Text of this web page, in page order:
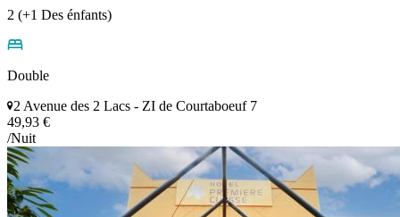
2 (+1 Des énfants)
Double
2 Avenue des 2 Lacs - ZI de Courtaboeuf 7
49,93 €
/Nuit